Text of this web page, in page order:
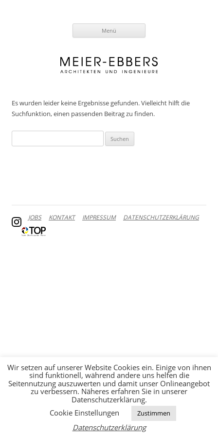
Menü
Es wurden leider keine Ergebnisse gefunden. Vielleicht hilft die
Suchfunktion, einen passenden Beitrag zu finden.
nach:
JOBS KONTAKT IMPRESSUM DATENSCHUTZERKLÄRUNG
Wir setzen auf unserer Website Cookies ein. Einige von ihnen
sind funktionell, während andere uns helfen die
Seitennutzung auszuwerten und damit unser Onlineangebot
zu verbessern. Näheres erfahren Sie in unserer
Datenschutzerklärung.
Cookie Einstellungen
Zustimmen
Datenschutzerklärung